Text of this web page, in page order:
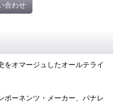
合わせ
をオマージュしたオールテライ
ポーネンツ・メーカー、パナレ